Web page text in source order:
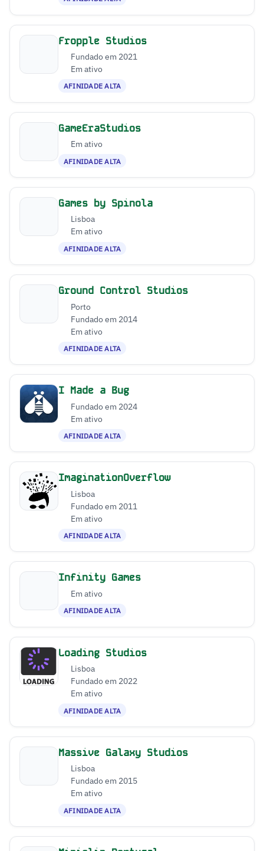
Fropple Studios
Fundado em 2021
Em ativo
AFINIDADE ALTA
GameEraStudios
Em ativo
AFINIDADE ALTA
Games by Spinola
Lisboa
Em ativo
AFINIDADE ALTA
Ground Control Studios
Porto
Fundado em 2014
Em ativo
AFINIDADE ALTA
I Made a Bug
Fundado em 2024
Em ativo
AFINIDADE ALTA
ImaginationOverflow
Lisboa
Fundado em 2011
Em ativo
AFINIDADE ALTA
Infinity Games
Em ativo
AFINIDADE ALTA
Loading Studios
Lisboa
Fundado em 2022
Em ativo
AFINIDADE ALTA
Massive Galaxy Studios
Lisboa
Fundado em 2015
Em ativo
AFINIDADE ALTA